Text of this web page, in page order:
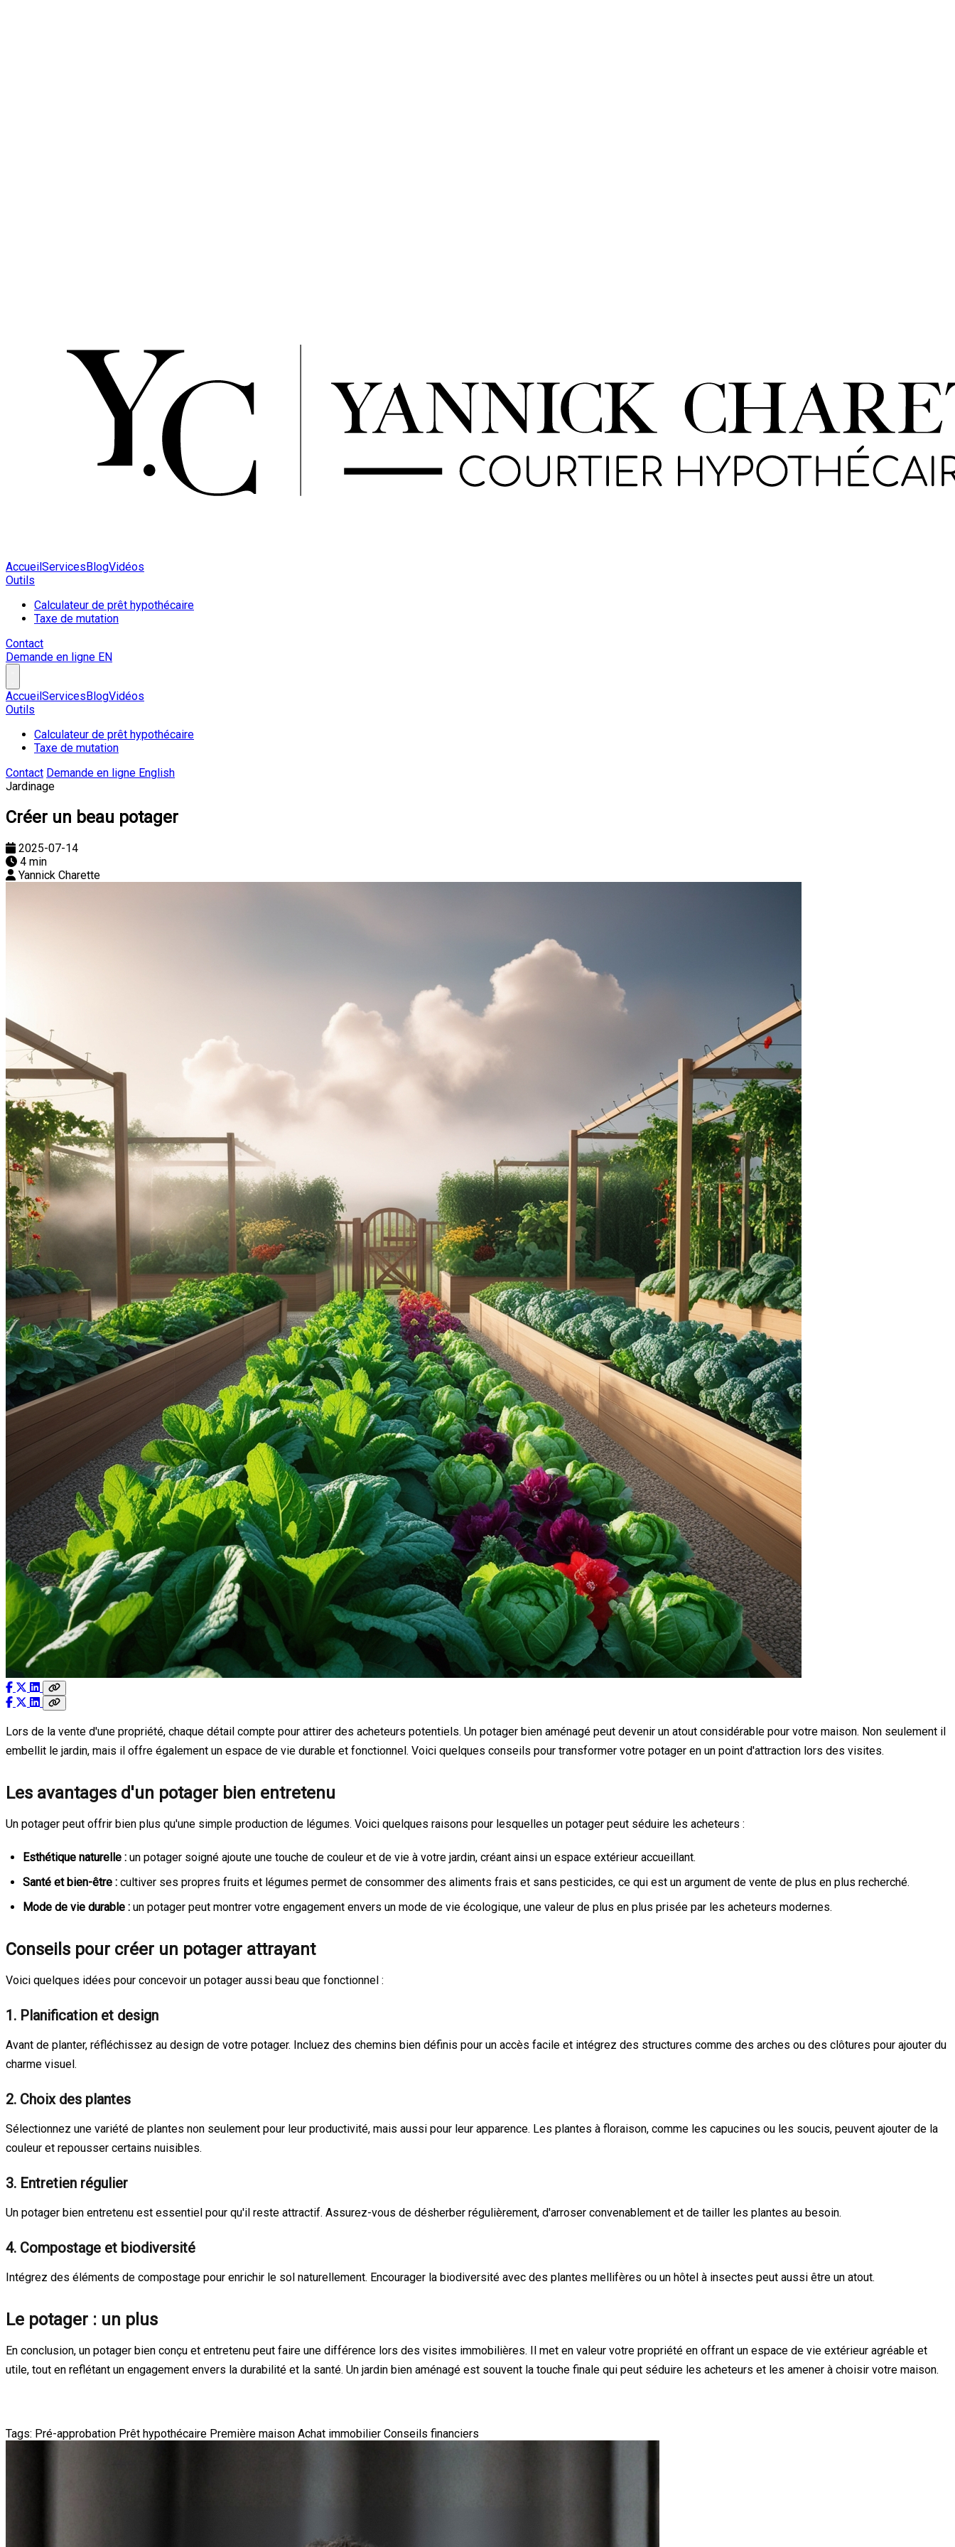
AccueilServicesBlogVidéos
Outils
Calculateur de prêt hypothécaire
Taxe de mutation
Contact
Demande en ligne EN
AccueilServicesBlogVidéos
Outils
Calculateur de prêt hypothécaire
Taxe de mutation
Contact Demande en ligne English
Jardinage
Créer un beau potager
2025-07-14
4 min
Yannick Charette
Lors de la vente d'une propriété, chaque détail compte pour attirer des acheteurs potentiels. Un potager bien aménagé peut devenir un atout considérable pour votre maison. Non seulement il
embellit le jardin, mais il offre également un espace de vie durable et fonctionnel. Voici quelques conseils pour transformer votre potager en un point d'attraction lors des visites.
Les avantages d'un potager bien entretenu
Un potager peut offrir bien plus qu'une simple production de légumes. Voici quelques raisons pour lesquelles un potager peut séduire les acheteurs :
Esthétique naturelle : un potager soigné ajoute une touche de couleur et de vie à votre jardin, créant ainsi un espace extérieur accueillant.
Santé et bien-être : cultiver ses propres fruits et légumes permet de consommer des aliments frais et sans pesticides, ce qui est un argument de vente de plus en plus recherché.
Mode de vie durable : un potager peut montrer votre engagement envers un mode de vie écologique, une valeur de plus en plus prisée par les acheteurs modernes.
Conseils pour créer un potager attrayant
Voici quelques idées pour concevoir un potager aussi beau que fonctionnel :
1. Planification et design
Avant de planter, réfléchissez au design de votre potager. Incluez des chemins bien définis pour un accès facile et intégrez des structures comme des arches ou des clôtures pour ajouter du
charme visuel.
2. Choix des plantes
Sélectionnez une variété de plantes non seulement pour leur productivité, mais aussi pour leur apparence. Les plantes à floraison, comme les capucines ou les soucis, peuvent ajouter de la
couleur et repousser certains nuisibles.
3. Entretien régulier
Un potager bien entretenu est essentiel pour qu'il reste attractif. Assurez-vous de désherber régulièrement, d'arroser convenablement et de tailler les plantes au besoin.
4. Compostage et biodiversité
Intégrez des éléments de compostage pour enrichir le sol naturellement. Encourager la biodiversité avec des plantes mellifères ou un hôtel à insectes peut aussi être un atout.
Le potager : un plus
En conclusion, un potager bien conçu et entretenu peut faire une différence lors des visites immobilières. Il met en valeur votre propriété en offrant un espace de vie extérieur agréable et
utile, tout en reflétant un engagement envers la durabilité et la santé. Un jardin bien aménagé est souvent la touche finale qui peut séduire les acheteurs et les amener à choisir votre maison.
Tags: Pré-approbation Prêt hypothécaire Première maison Achat immobilier Conseils financiers